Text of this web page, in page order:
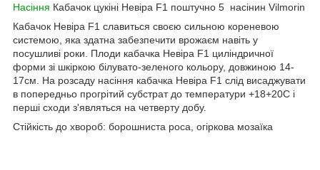
Насіння Кабачок цукіні Невіра F1 поштучно 5 насінин Vilmorin
Кабачок Невіра F1 славиться своєю сильною кореневою
системою, яка здатна забезпечити врожаєм навіть у
посушливі роки. Плоди кабачка Невіра F1 циліндричної
форми зі шкіркою білувато-зеленого кольору, довжиною 14-
17см. На розсаду насіння кабачка Невіра F1 слід висаджувати
в попередньо прогрітий субстрат до температури +18+20С і
перші сходи з'являться на четверту добу.
Стійкість до хвороб: борошниста роса, огіркова мозаїка